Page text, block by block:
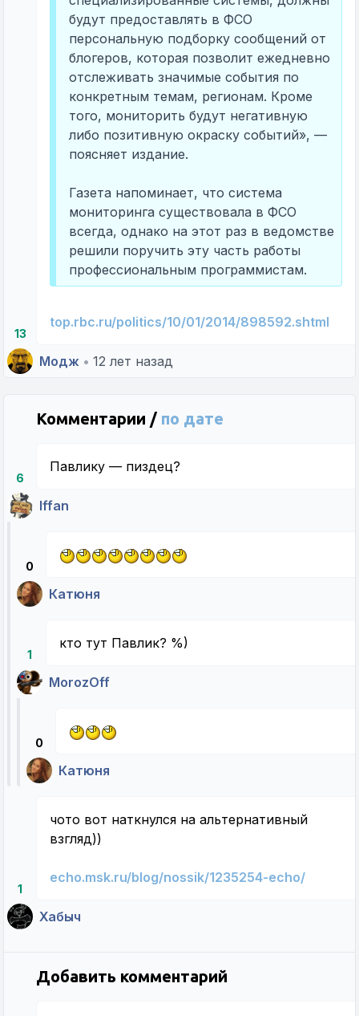
13
будут предоставлять в ФСО
персональную подборку сообщений от
блогеров, которая позволит ежедневно
отслеживать значимые события по
конкретным темам, регионам. Кроме
того, мониторить будут негативную
либо позитивную окраску событий», —
поясняет издание.
Газета напоминает, что система
мониторинга существовала в ФСО
всегда, однако на этот раз в ведомстве
решили поручить эту часть работы
профессиональным программистам.
top.rbc.ru/politics/10/01/2014/898592.shtml
Модж • 12 лет назад
Комментарии / по дате
6
Павлику — пиздец?
Iffan
0
Катюня
1
кто тут Павлик? %)
MorozOff
0
Катюня
1
чото вот наткнулся на альтернативный
взгляд))
echo.msk.ru/blog/nossik/1235254-echo/
Хабыч
Добавить комментарий